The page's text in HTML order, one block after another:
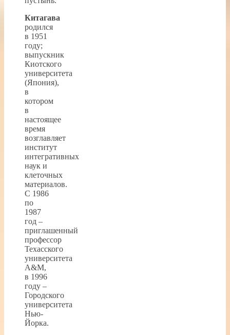
Китагава
родился
в 1951
году;
выпускник
Киотского
университета
(Япония),
в
котором
в
настоящее
время
возглавляет
институт
интегративных
наук и
клеточных
материалов.
С 1986
по
1987
год –
приглашенный
профессор
Техасского
университета
A&M,
в 1996
году –
Городского
университета
Нью-
Йорка.